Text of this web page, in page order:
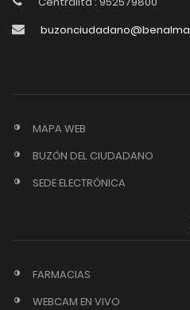
MAPA WEB
BUZÓN DEL CIUDADANO
SEDE ELECTRÓNICA
FARMACIAS
WEBCAM EN VIVO